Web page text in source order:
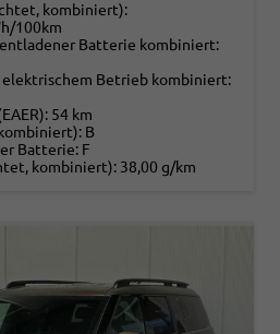
kombiniert):
100km
Batterie kombiniert:
Betrieb kombiniert:
54 km
B
Batterie: F
kombiniert): 38,00 g/km